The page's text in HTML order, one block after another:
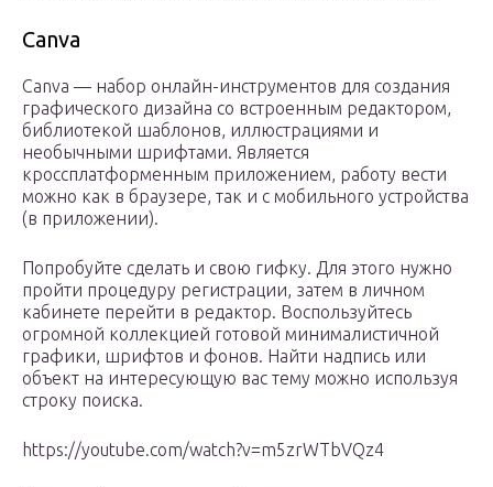
Canva
Canva — набор онлайн-инструментов для создания
графического дизайна со встроенным редактором,
библиотекой шаблонов, иллюстрациями и
необычными шрифтами. Является
кроссплатформенным приложением, работу вести
можно как в браузере, так и с мобильного устройства
(в приложении).
Попробуйте сделать и свою гифку. Для этого нужно
пройти процедуру регистрации, затем в личном
кабинете перейти в редактор. Воспользуйтесь
огромной коллекцией готовой минималистичной
графики, шрифтов и фонов. Найти надпись или
объект на интересующую вас тему можно используя
строку поиска.
https://youtube.com/watch?v=m5zrWTbVQz4